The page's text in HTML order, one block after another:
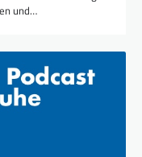
und…